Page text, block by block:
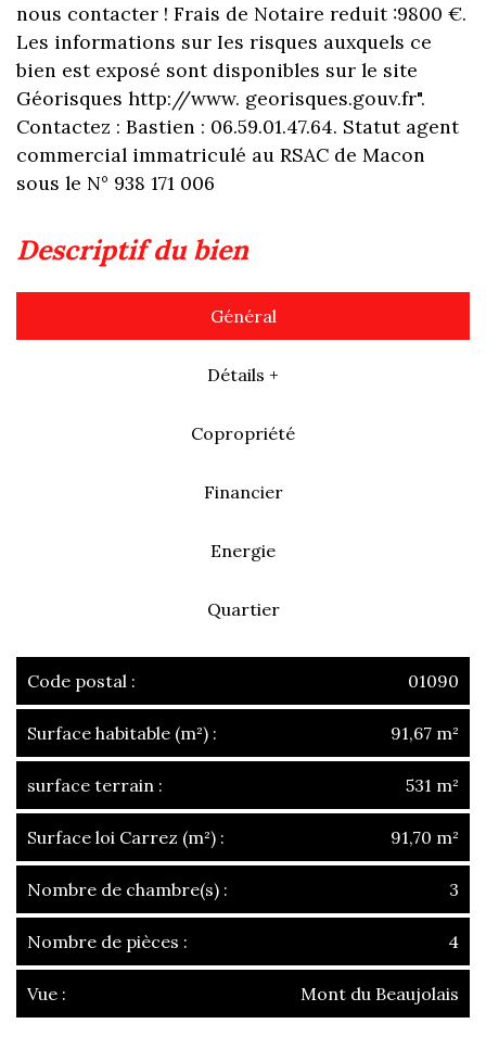
nous contacter ! Frais de Notaire reduit :9800 €.
Les informations sur Ies risques auxquels ce
bien est exposé sont disponibles sur le site
Géorisques http://www. georisques.gouv.fr".
Contactez : Bastien : 06.59.01.47.64. Statut agent
commercial immatriculé au RSAC de Macon
sous le N° 938 171 006
descriptif du bien
Général
Détails +
Copropriété
Financier
Energie
Quartier
Code postal : 01090
Surface habitable (m²) : 91,67 m²
surface terrain : 531 m²
Surface loi Carrez (m²) : 91,70 m²
Nombre de chambre(s) : 3
Nombre de pièces : 4
Vue : Mont du Beaujolais